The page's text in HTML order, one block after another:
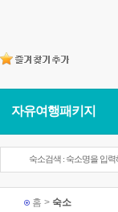
자유여행패키지
홈 > 숙소